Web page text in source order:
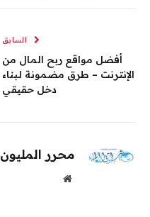
السابق
أفضل مواقع ربح المال من
الإنترنت – طرق مضمونة لبناء
دخل حقيقي
محرر المليون
موقع